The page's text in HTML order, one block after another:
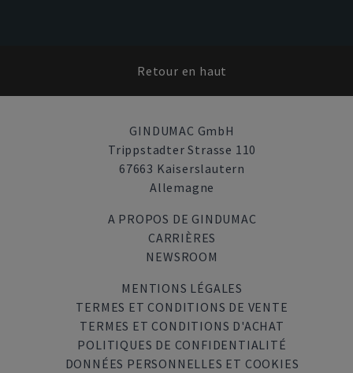
Retour en haut
GINDUMAC GmbH
Trippstadter Strasse 110
67663 Kaiserslautern
Allemagne
A PROPOS DE GINDUMAC
CARRIÈRES
NEWSROOM
MENTIONS LÉGALES
TERMES ET CONDITIONS DE VENTE
TERMES ET CONDITIONS D'ACHAT
POLITIQUES DE CONFIDENTIALITÉ
DONNÉES PERSONNELLES ET COOKIES